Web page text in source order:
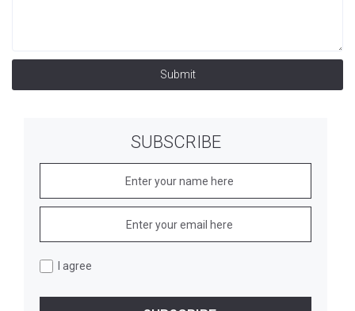
Submit
SUBSCRIBE
I agree